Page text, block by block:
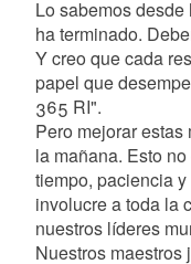
Lo sabemos
ha terminado.
Y creo que cada
papel que
365 RI".
Pero mejorar
la mañana. Esto
tiempo, paciencia
involucre a toda la
nuestros líderes
Nuestros